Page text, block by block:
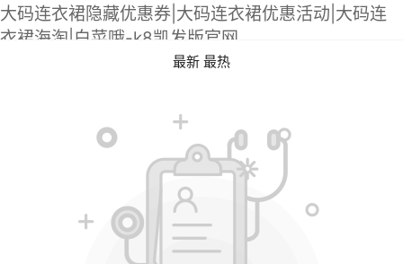
大码连衣裙隐藏优惠券|大码连衣裙优惠活动|大码连
衣裙海淘|白菜哦-k8凯发版官网
最新 最热